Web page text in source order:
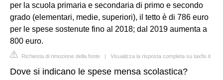
per la scuola primaria e secondaria di primo e secondo
grado (elementari, medie, superiori), il tetto è di 786 euro
per le spese sostenute fino al 2018; dal 2019 aumenta a
800 euro.
Richiesta di rimozione della fonte | Visualizza la risposta completa su taxfix.it
Dove si indicano le spese mensa scolastica?